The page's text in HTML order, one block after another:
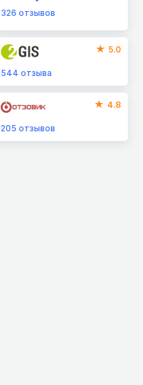
326отзывов
5.0
544отзыва
4.8
205отзывов